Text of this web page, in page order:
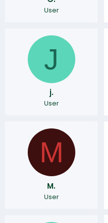
User
J
j.
User
M
M.
User